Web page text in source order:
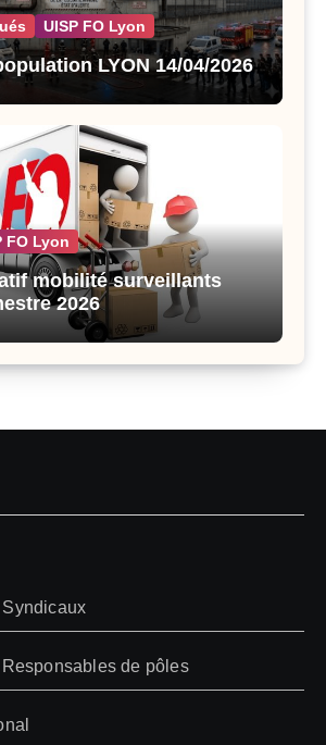
UISP FO Lyon
LYON 14/04/2026
FO Lyon
mobilité surveillants
2026
de pôles